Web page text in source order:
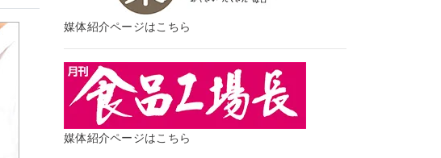
媒体紹介ページはこちら
媒体紹介ページはこちら